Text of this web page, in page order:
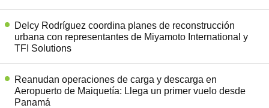
Delcy Rodríguez coordina planes de reconstrucción
urbana con representantes de Miyamoto International y
TFI Solutions
Reanudan operaciones de carga y descarga en
Aeropuerto de Maiquetía: Llega un primer vuelo desde
Panamá